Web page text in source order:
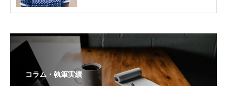
コラム・執筆実績